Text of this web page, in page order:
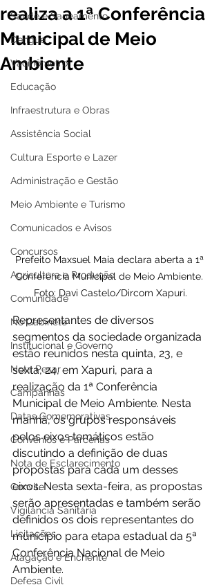
Saúde e Saneamento
Dengue
Vacinômetro
Educação
Infraestrutura e Obras
Assistência Social
Cultura Esporte e Lazer
Administração e Gestão
Meio Ambiente e Turismo
Comunicados e Avisos
Concursos
Agricultura e Produção
Comunidade
No Gabinete
Institucional e Governo
Nota Pesar
Campanhas
Datas Comemorativas
Convênios e Parcerias
Nota de Esclarecimento
Convite
Vigilância Sanitária
Licitações
Alagação e Enchente
Defesa Civil
realiza a 1ª Conferência
Municipal de Meio
Ambiente
Prefeito Maxsuel Maia declara aberta a 1ª
Conferência Municipal de Meio Ambiente.
Foto: Davi Castelo/Dircom Xapuri.
Representantes de diversos
segmentos da sociedade organizada
estão reunidos nesta quinta, 23, e
sexta, 24, em Xapuri, para a
realização da 1ª Conferência
Municipal de Meio Ambiente. Nesta
manhã, os grupos responsáveis
pelos eixos temáticos estão
discutindo a definição de duas
propostas para cada um desses
eixos. Nesta sexta-feira, as propostas
serão apresentadas e também serão
definidos os dois representantes do
município para etapa estadual da 5ª
Conferência Nacional de Meio
Ambiente.